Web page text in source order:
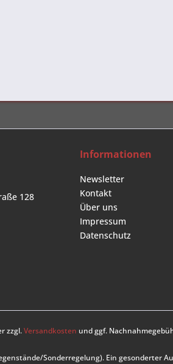
128
Informationen
Newsletter
Kontakt
Über uns
Impressum
Datenschutz
zzgl.Versandkosten und ggf.
Sonderregelung). Ein gesonderter